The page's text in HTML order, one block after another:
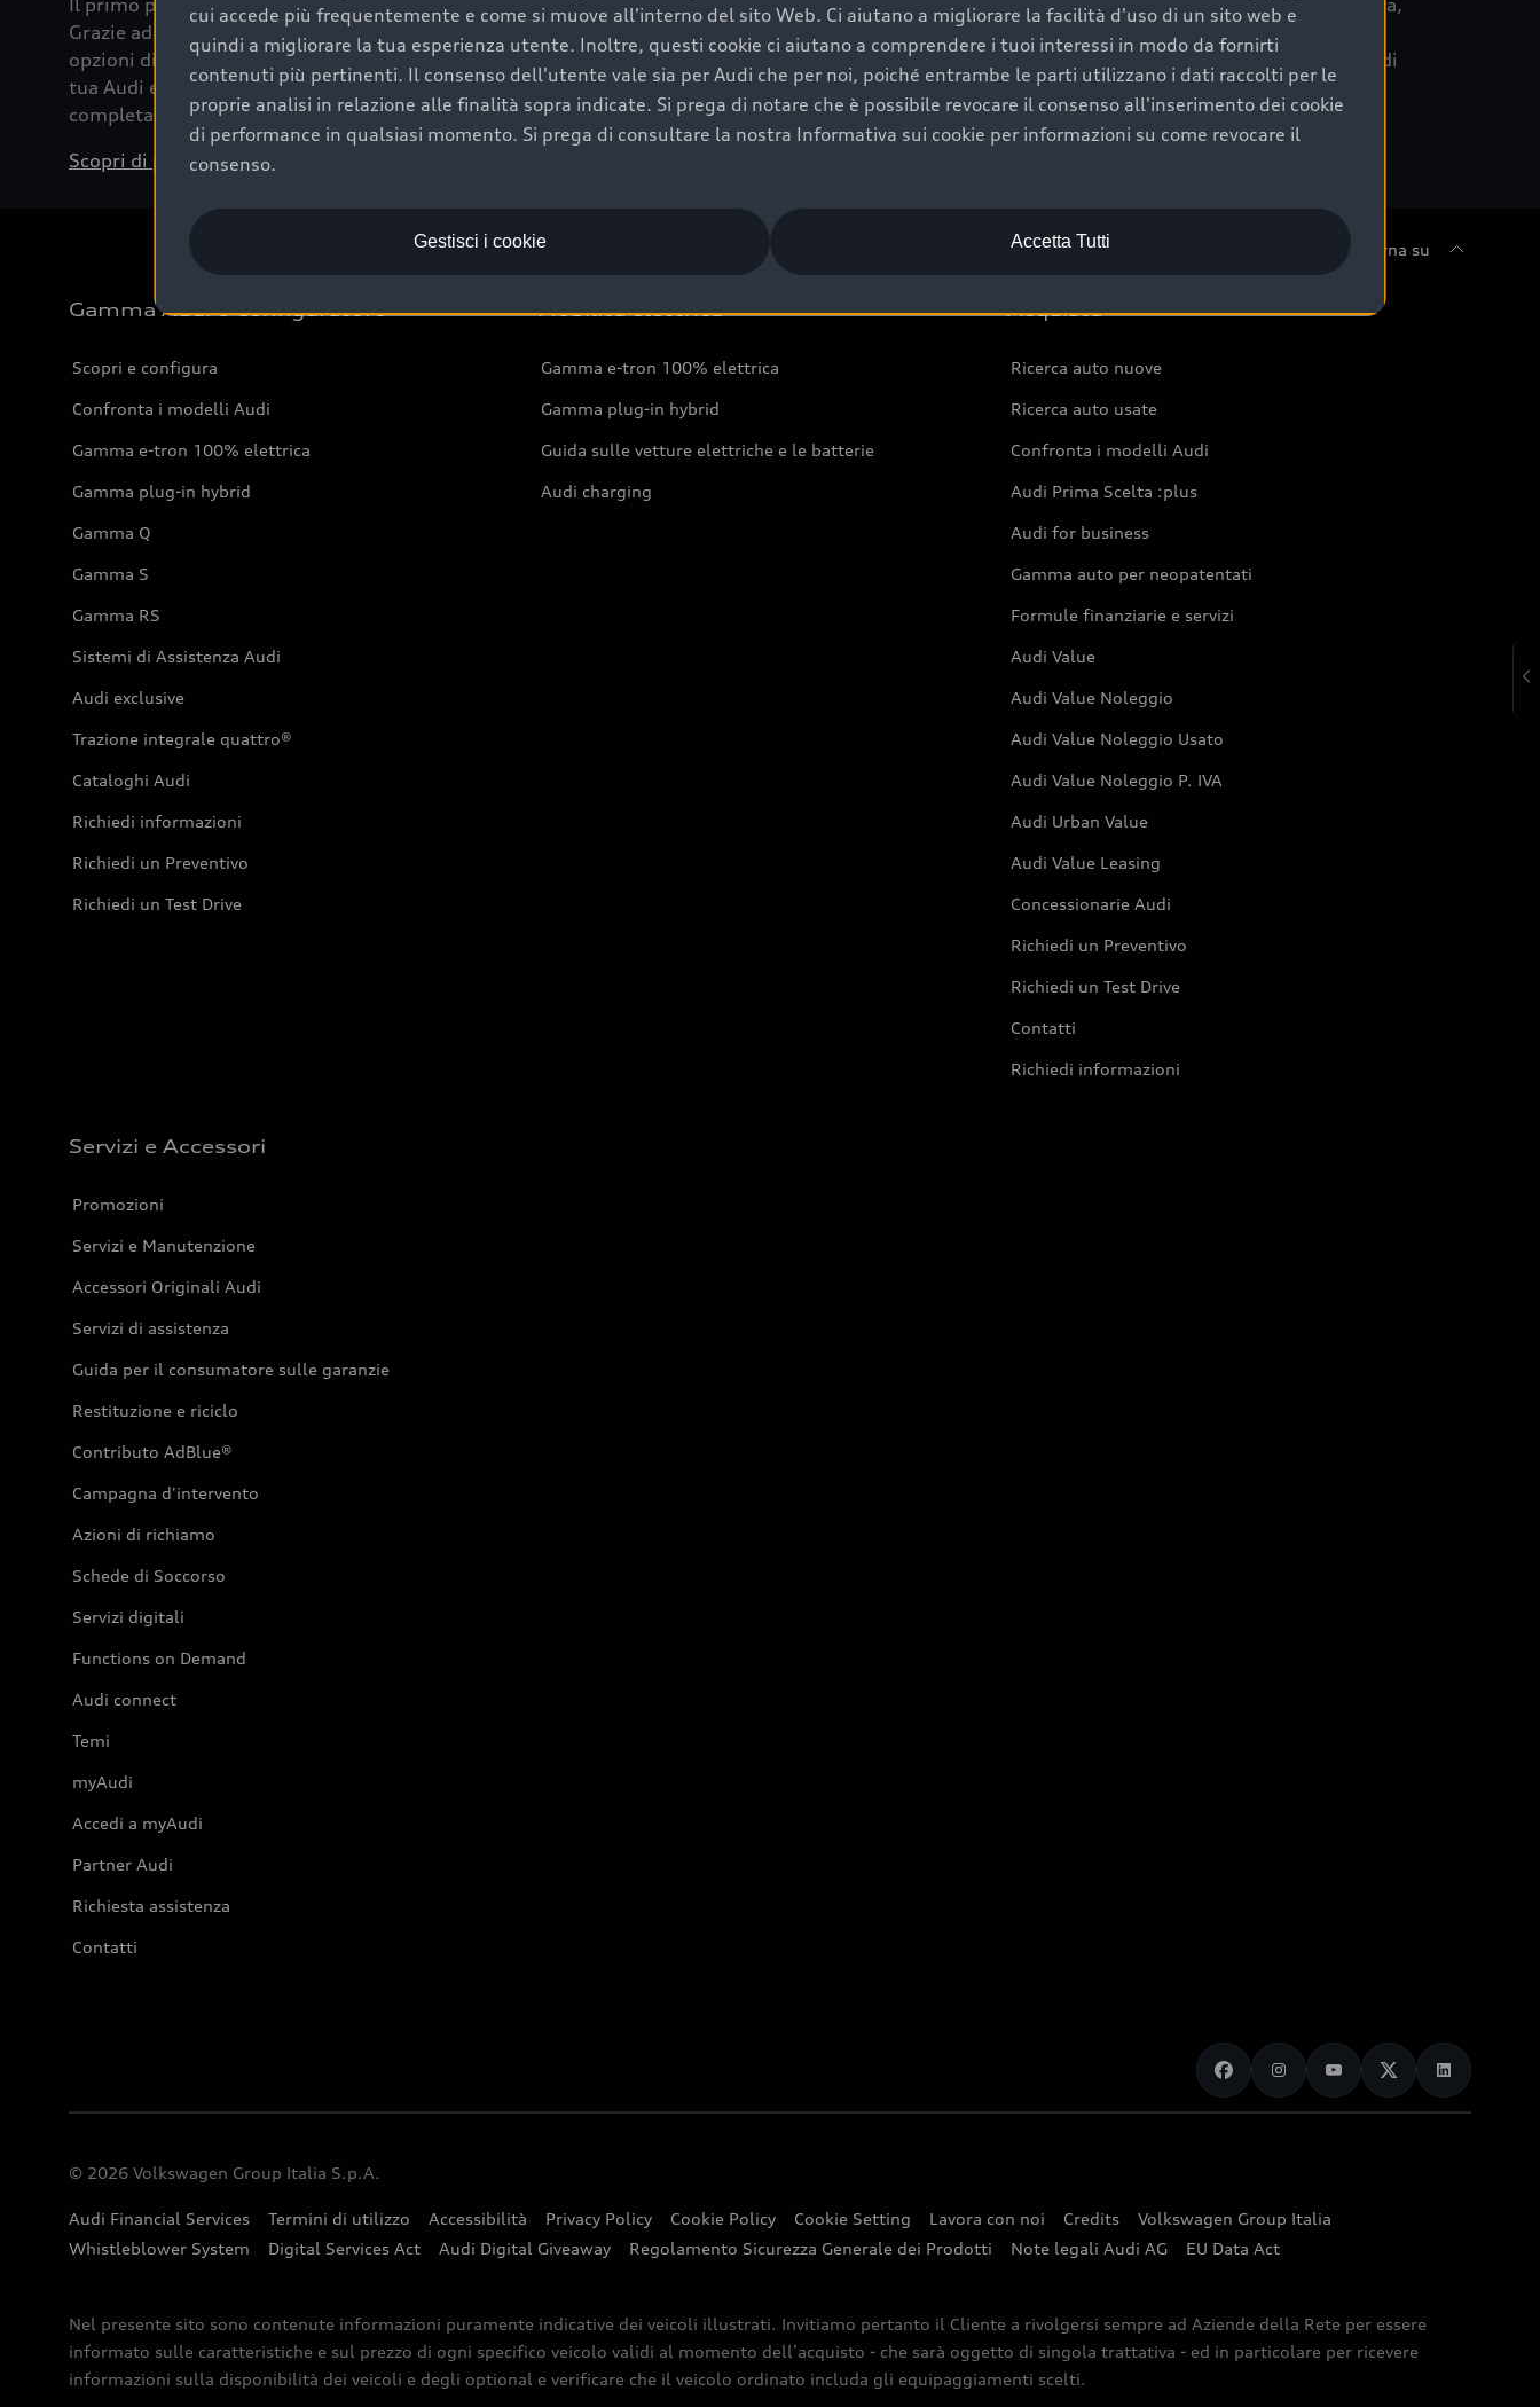
Grazie ad Audi Financial Services possiamo fornirti un’ampia gamma di
opzioni di acquisto. Con Audi Value ti garantiamo il valore futuro della
tua Audi e, al termine del finanziamento, tutta la libertà di scegliere se
completare l’acquisto, sostituirla o restituirla.
Scopri di più
puoi attivare il Piano Premium Care. Scopri i cinque diversi livelli di
copertura previsti, personalizzati secondo le tabelle manutenzione di
ogni auto.
Scopri di più
Torna su
Gamma Audi e Configuratore
Scopri e configura
Confronta i modelli Audi
Gamma e-tron 100% elettrica
Gamma plug-in hybrid
Gamma Q
Gamma S
Gamma RS
Sistemi di Assistenza Audi
Audi exclusive
Trazione integrale quattro®
Cataloghi Audi
Richiedi informazioni
Richiedi un Preventivo
Richiedi un Test Drive
Mobilità elettrica
Gamma e-tron 100% elettrica
Gamma plug-in hybrid
Guida sulle vetture elettriche e le batterie
Audi charging
Acquista
Ricerca auto nuove
Ricerca auto usate
Confronta i modelli Audi
Audi Prima Scelta :plus
Audi for business
Gamma auto per neopatentati
Formule finanziarie e servizi
Audi Value
Audi Value Noleggio
Audi Value Noleggio Usato
Audi Value Noleggio P. IVA
Audi Urban Value
Audi Value Leasing
Concessionarie Audi
Richiedi un Preventivo
Richiedi un Test Drive
Contatti
Richiedi informazioni
Servizi e Accessori
Promozioni
Servizi e Manutenzione
Accessori Originali Audi
Servizi di assistenza
Guida per il consumatore sulle garanzie
Restituzione e riciclo
Contributo AdBlue®
Campagna d'intervento
Azioni di richiamo
Schede di Soccorso
Servizi digitali
Functions on Demand
Audi connect
Temi
myAudi
Accedi a myAudi
Partner Audi
Richiesta assistenza
Contatti
© 2026 Volkswagen Group Italia S.p.A.
Audi Financial Services Termini di utilizzo Accessibilità Privacy Policy Cookie Policy Cookie Setting Lavora con noi Credits
Volkswagen Group Italia
Whistleblower System
Digital Services Act Audi Digital Giveaway Regolamento Sicurezza Generale dei Prodotti Note legali Audi AG EU Data Act
Nel presente sito sono contenute informazioni puramente indicative dei veicoli illustrati. Invitiamo pertanto il Cliente a rivolgersi sempre ad Aziende della Rete per essere
informato sulle caratteristiche e sul prezzo di ogni specifico veicolo validi al momento dell’acquisto - che sarà oggetto di singola trattativa - ed in particolare per ricevere
informazioni sulla disponibilità dei veicoli e degli optional e verificare che il veicolo ordinato includa gli equipaggiamenti scelti.
cui accede più frequentemente e come si muove all'interno del sito Web. Ci aiutano a migliorare la facilità d'uso di un sito web e
quindi a migliorare la tua esperienza utente. Inoltre, questi cookie ci aiutano a comprendere i tuoi interessi in modo da fornirti
contenuti più pertinenti. Il consenso dell'utente vale sia per Audi che per noi, poiché entrambe le parti utilizzano i dati raccolti per le
proprie analisi in relazione alle finalità sopra indicate. Si prega di notare che è possibile revocare il consenso all'inserimento dei cookie
di performance in qualsiasi momento. Si prega di consultare la nostra Informativa sui cookie per informazioni su come revocare il
consenso.
Accetta Tutti
Gestisci i cookie